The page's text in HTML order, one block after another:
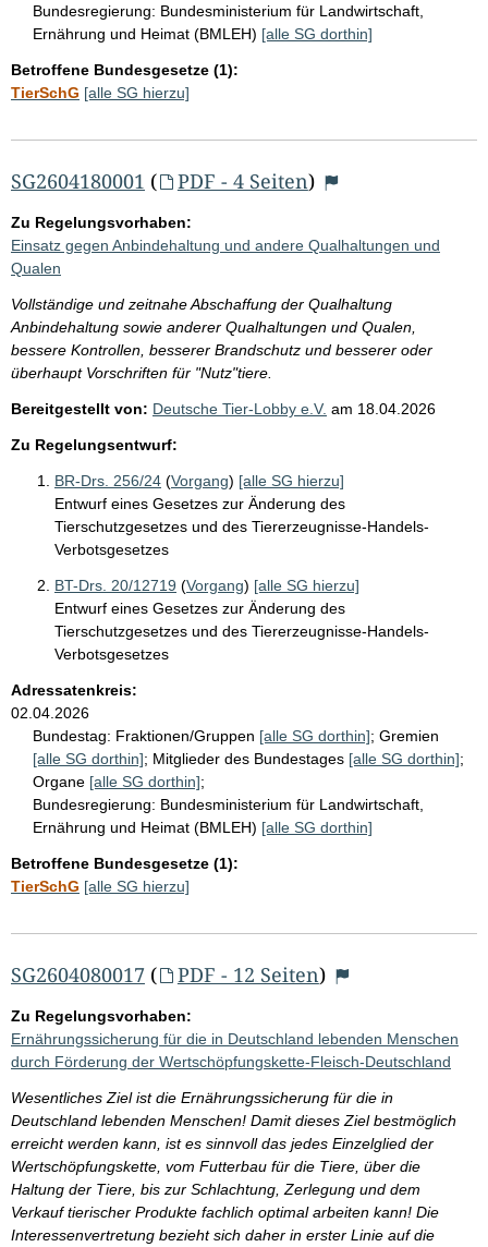
Bundesregierung: Bundesministerium für Landwirtschaft,
Ernährung und Heimat (BMLEH) [alle SG dorthin]
Betroffene Bundesgesetze (1):
TierSchG [alle SG hierzu]
SG2604180001 ( PDF - 4 Seiten)
Zu Regelungsvorhaben:
Einsatz gegen Anbindehaltung und andere Qualhaltungen und
Qualen
Vollständige und zeitnahe Abschaffung der Qualhaltung
Anbindehaltung sowie anderer Qualhaltungen und Qualen,
bessere Kontrollen, besserer Brandschutz und besserer oder
überhaupt Vorschriften für "Nutz"tiere.
Bereitgestellt von: Deutsche Tier-Lobby e.V. am 18.04.2026
Zu Regelungsentwurf:
BR-Drs. 256/24 (Vorgang) [alle SG hierzu]
Entwurf eines Gesetzes zur Änderung des
Tierschutzgesetzes und des Tiererzeugnisse-Handels-
Verbotsgesetzes
BT-Drs. 20/12719 (Vorgang) [alle SG hierzu]
Entwurf eines Gesetzes zur Änderung des
Tierschutzgesetzes und des Tiererzeugnisse-Handels-
Verbotsgesetzes
Adressatenkreis:
02.04.2026
Bundestag: Fraktionen/Gruppen [alle SG dorthin]; Gremien
[alle SG dorthin]; Mitglieder des Bundestages [alle SG dorthin];
Organe [alle SG dorthin];
Bundesregierung: Bundesministerium für Landwirtschaft,
Ernährung und Heimat (BMLEH) [alle SG dorthin]
Betroffene Bundesgesetze (1):
TierSchG [alle SG hierzu]
SG2604080017 ( PDF - 12 Seiten)
Zu Regelungsvorhaben:
Ernährungssicherung für die in Deutschland lebenden Menschen
durch Förderung der Wertschöpfungskette-Fleisch-Deutschland
Wesentliches Ziel ist die Ernährungssicherung für die in
Deutschland lebenden Menschen! Damit dieses Ziel bestmöglich
erreicht werden kann, ist es sinnvoll das jedes Einzelglied der
Wertschöpfungskette, vom Futterbau für die Tiere, über die
Haltung der Tiere, bis zur Schlachtung, Zerlegung und dem
Verkauf tierischer Produkte fachlich optimal arbeiten kann! Die
Interessenvertretung bezieht sich daher in erster Linie auf die